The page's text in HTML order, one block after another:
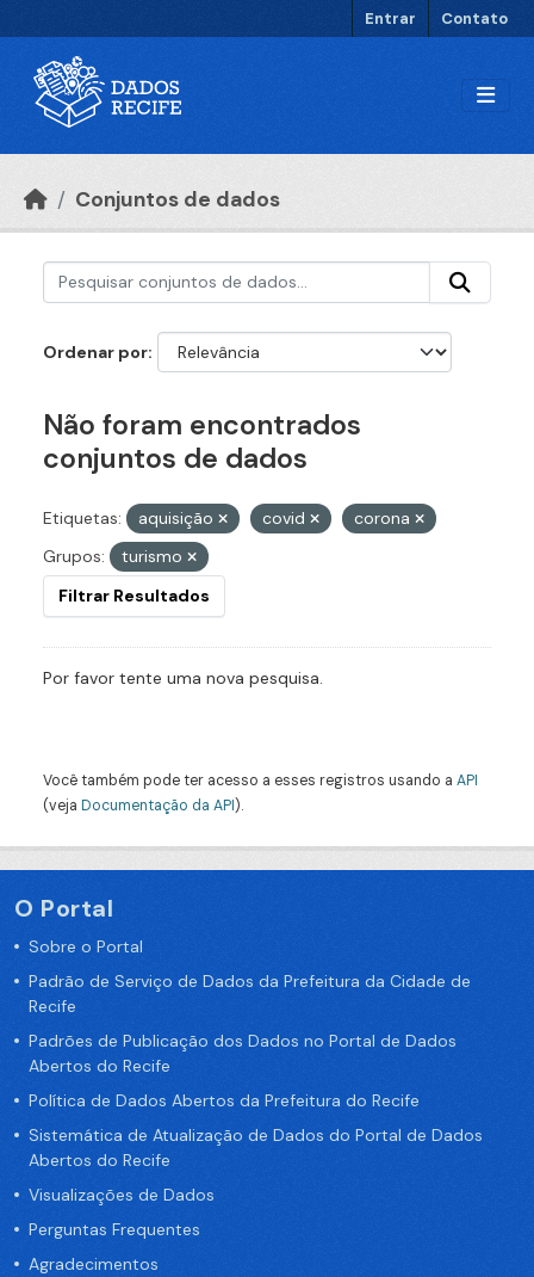
Entrar Contato
Conjuntos de dados
Ordenar por
Não foram encontrados
conjuntos de dados
Etiquetas: aquisição covid
corona
Grupos:
turismo
Filtrar Resultados
Por favor tente uma nova pesquisa.
Você também pode ter acesso a esses registros usando a API
(veja Documentação da API).
O Portal
Sobre o Portal
Padrão de Serviço de Dados da Prefeitura da Cidade de
Recife
Padrões de Publicação dos Dados no Portal de Dados
Abertos do Recife
Política de Dados Abertos da Prefeitura do Recife
Sistemática de Atualização de Dados do Portal de Dados
Abertos do Recife
Visualizações de Dados
Perguntas Frequentes
Agradecimentos